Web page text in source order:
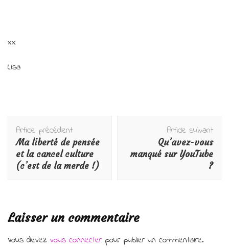
xx
Lisa
Navigation
d'article
Article précédent
Ma liberté de pensée
et la cancel culture
(c’est de la merde !)
Article suivant
Qu’avez-vous
manqué sur YouTube
?
Laisser un commentaire
Vous devez vous connecterpour publier un commentaire.